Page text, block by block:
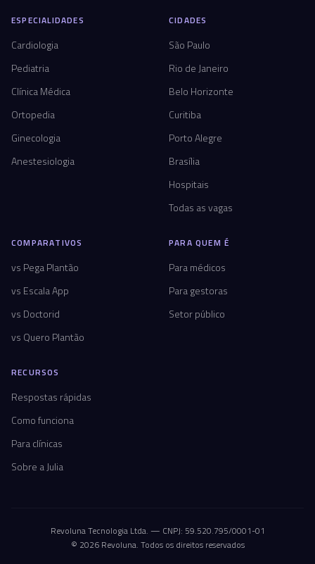
ESPECIALIDADES
Cardiologia
Pediatria
Clínica Médica
Ortopedia
Ginecologia
Anestesiologia
CIDADES
São Paulo
Rio de Janeiro
Belo Horizonte
Curitiba
Porto Alegre
Brasília
Hospitais
Todas as vagas
COMPARATIVOS
vs Pega Plantão
vs Escala App
vs Doctorid
vs Quero Plantão
PARA QUEM É
Para médicos
Para gestoras
Setor público
RECURSOS
Respostas rápidas
Como funciona
Para clínicas
Sobre a Julia
Revoluna Tecnologia Ltda. — CNPJ: 59.520.795/0001-01
© 2026 Revoluna. Todos os direitos reservados